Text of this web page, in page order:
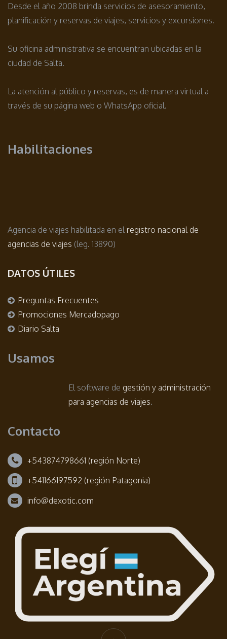
Desde el año 2008 brinda servicios de asesoramiento,
planificación y reservas de viajes, servicios y excursiones.
Su oficina administrativa se encuentran ubicadas en la
ciudad de Salta.
La atención al público y reservas, es de manera virtual a
través de su página web o WhatsApp oficial.
Habilitaciones
Agencia de viajes habilitada en el registro nacional de
agencias de viajes (leg. 13890)
DATOS ÚTILES
Preguntas Frecuentes
Promociones Mercadopago
Diario Salta
Usamos
El software de gestión y administración
para agencias de viajes.
Contacto
+543874798661 (región Norte)
+541166197592 (región Patagonia)
info@dexotic.com